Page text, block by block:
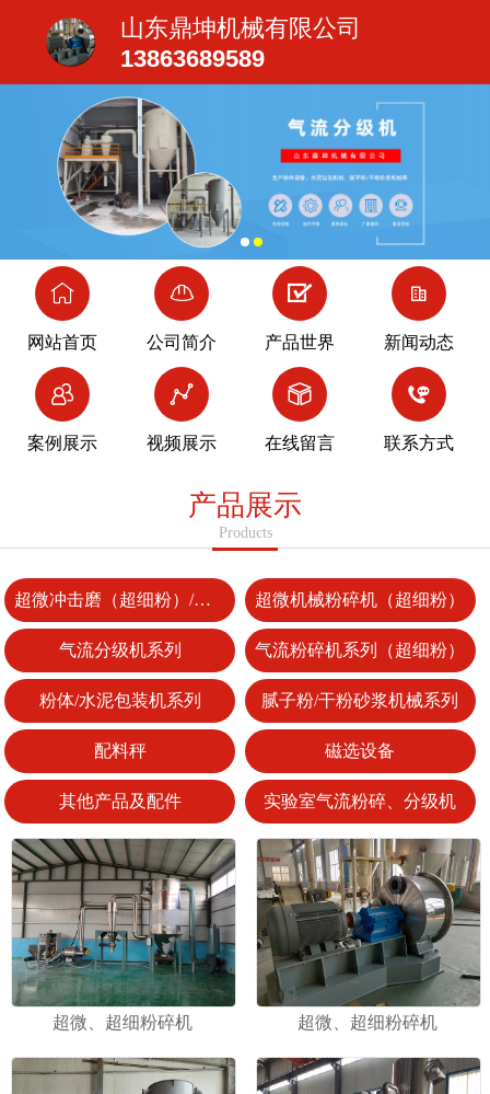
山东鼎坤机械有限公司
13863689589
网站首页 公司简介 产品世界 新闻动态
案例展示 视频展示 在线留言 联系方式
产品展示
Products
超微冲击磨（超细粉）/整形机 超微机械粉碎机（超细粉）
气流分级机系列 气流粉碎机系列（超细粉）
粉体/水泥包装机系列 腻子粉/干粉砂浆机械系列
配料秤 磁选设备
其他产品及配件 实验室气流粉碎、分级机
超微、超细粉碎机 超微、超细粉碎机